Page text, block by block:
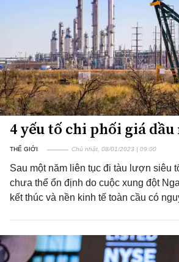
4 yếu tố chi phối giá dầu
THẾ GIỚI Chủ nhật, 08/01/2023 | 09:00
Sau một năm liên tục đi tàu lượn siêu
chưa thể ổn định do cuộc xung đột
kết thúc và nền kinh tế toàn cầu có